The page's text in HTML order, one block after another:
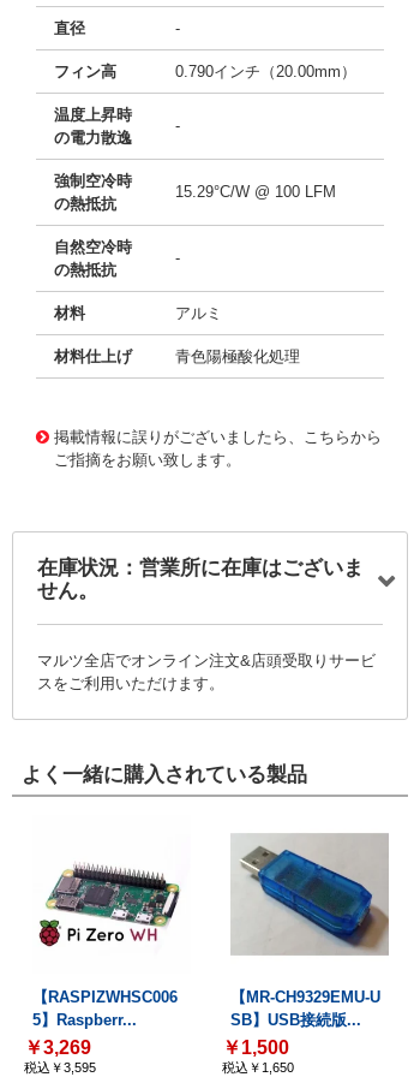
直径 -
フィン高 0.790インチ（20.00mm）
温度上昇時
の電力散逸
-
強制空冷時
の熱抵抗
15.29°C/W @ 100 LFM
自然空冷時
の熱抵抗
-
材料 アルミ
材料仕上げ 青色陽極酸化処理
掲載情報に誤りがございましたら、こちらから
ご指摘をお願い致します。
在庫状況：営業所に在庫はございま
せん。
マルツ全店でオンライン注文&店頭受取りサービ
スをご利用いただけます。
よく一緒に購入されている製品
【RASPIZWHSC006
5】Raspberr...
￥3,269
税込￥3,595
【MR-CH9329EMU-U
SB】USB接続版...
￥1,500
税込￥1,650